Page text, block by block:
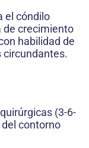
el cóndilo
de crecimiento
habilidad de
circundantes.
(3-6-
contorno